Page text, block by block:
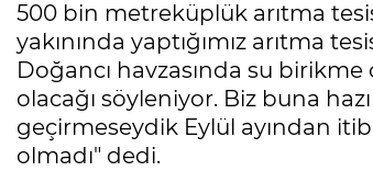
500 bin metreküplük arıtma
yakınında yaptığımız arıtma
Doğancı havzasında su
olacağı söyleniyor. Biz buna
geçirmeseydik Eylül ayından
olmadı" dedi.